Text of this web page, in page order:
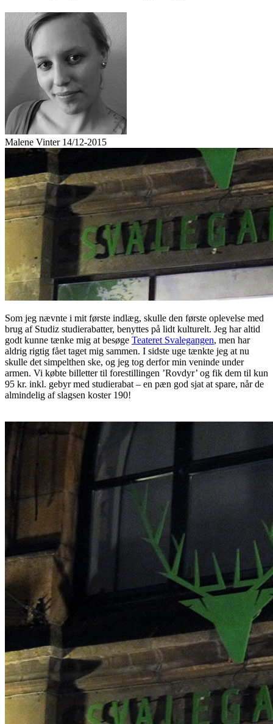
Malene Vinter 14/12-2015
Som jeg nævnte i mit første indlæg, skulle den første oplevelse med
brug af Studiz studierabatter, benyttes på lidt kulturelt. Jeg har altid
godt kunne tænke mig at besøge Teateret Svalegangen, men har
aldrig rigtig fået taget mig sammen. I sidste uge tænkte jeg at nu
skulle det simpelthen ske, og jeg tog derfor min veninde under
armen. Vi købte billetter til forestillingen ’Rovdyr’ og fik dem til kun
95 kr. inkl. gebyr med studierabat – en pæn god sjat at spare, når de
almindelig af slagsen koster 190!